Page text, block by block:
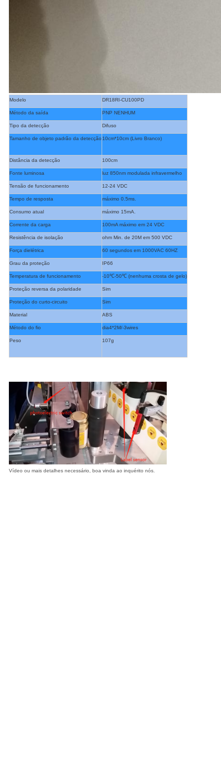
Modelo DR18RI-CU100PD
Método da saída PNP NENHUM
Tipo da detecção Difuso
Tamanho de objeto padrão da detecção10cm*10cm (Livro Branco)
Distância da detecção 100cm
Fonte luminosa luz 850nm modulada infravermelho
Tensão de funcionamento 12-24 VDC
Tempo de resposta máximo 0.5ms.
Consumo atual máximo 15mA.
Corrente da carga 100mA máximo em 24 VDC
Resistência de isolação ohm Min. de 20M em 500 VDC
Força dielétrica 60 segundos em 1000VAC 60HZ
Grau da proteção IP66
Temperatura de funcionamento -10℃-50℃ (nenhuma crosta de gelo)
Proteção reversa da polaridade Sim
Proteção do curto-circuito Sim
Material ABS
Método do fio dia4*2M/-3wires
Peso 107g
Vídeo ou mais detalhes necessário, boa vinda ao inquérito nós.